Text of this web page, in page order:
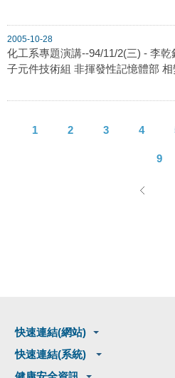
2005-10-28
化工系專題演講--94/11/2(三) - 李
子元件技術組 非揮發性記憶體部
1 2 3 4
9
快速連結(網站)
快速連結(系統)